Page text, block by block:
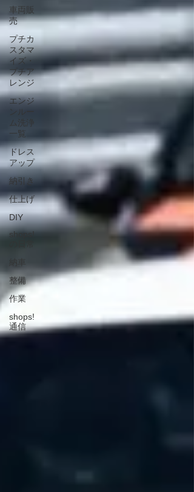
車両販
売
プチカ
スタマ
イズ・
プチア
レンジ
エンジ
ンルー
ム洗浄
一覧
ドレス
アップ
納引き
仕上げ
DIY
shops!
納車
整備
作業
shops!
通信